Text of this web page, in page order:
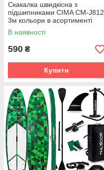
Скакалка швидкісна з
підшипниками CIMA CM-J812
3м кольори в асортименті
В наявності
590 ₴
Купити